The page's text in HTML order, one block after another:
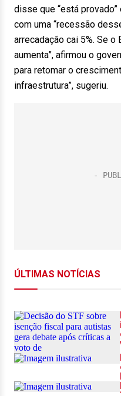
disse que “está
com uma “recessão
arrecadação cai 5%. Se
aumenta”, afirmou o
para retomar o
infraestrutura”, sugeriu.